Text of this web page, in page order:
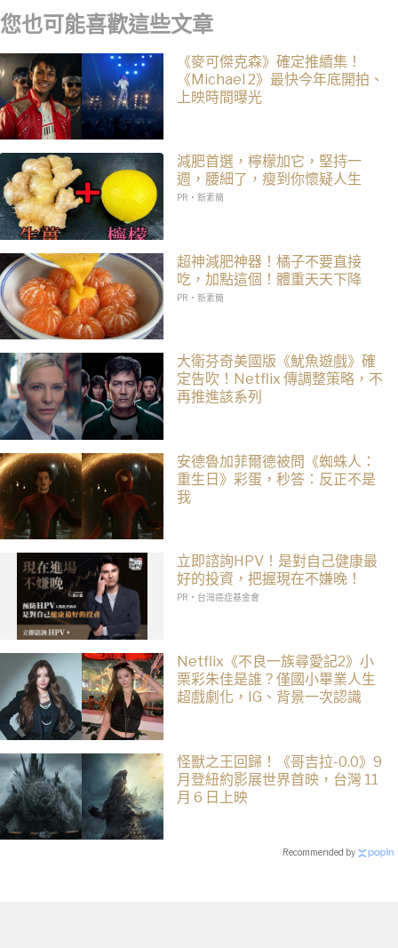
您也可能喜歡這些文章
《麥可傑克森》確定推續集！
《Michael 2》最快今年底開拍、
上映時間曝光
減肥首選，檸檬加它，堅持一
週，腰細了，瘦到你懷疑人生
PR・新素簡
超神減肥神器！橘子不要直接
吃，加點這個！體重天天下降
PR・新素簡
大衛芬奇美國版《魷魚遊戲》確
定告吹！Netflix 傳調整策略，不
再推進該系列
安德魯加菲爾德被問《蜘蛛人：
重生日》彩蛋，秒答：反正不是
我
立即諮詢HPV！是對自己健康最
好的投資，把握現在不嫌晚！
PR・台灣癌症基金會
Netflix《不良一族尋愛記2》小
栗彩朱佳是誰？僅國小畢業人生
超戲劇化，IG、背景一次認識
怪獸之王回歸！《哥吉拉-0.0》9
月登紐約影展世界首映，台灣 11
月 6 日上映
Recommended by